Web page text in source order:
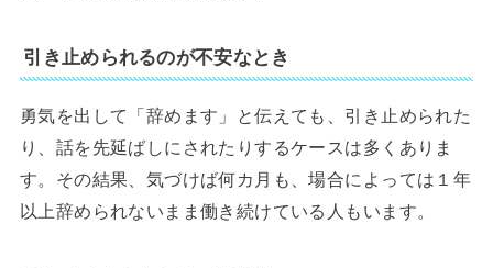
引き止められるのが不安なとき
勇気を出して「辞めます」と伝えても、引き止められた
り、話を先延ばしにされたりするケースは多くありま
す。その結果、気づけば何カ月も、場合によっては１年
以上辞められないまま働き続けている人もいます。